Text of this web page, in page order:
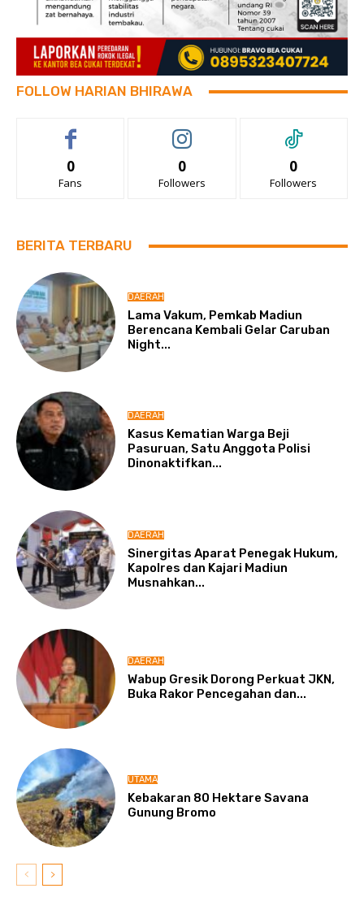
FOLLOW HARIAN BHIRAWA
0
Fans
0
Followers
0
Followers
BERITA TERBARU
DAERAH
Lama Vakum, Pemkab Madiun
Berencana Kembali Gelar Caruban
Night...
DAERAH
Kasus Kematian Warga Beji
Pasuruan, Satu Anggota Polisi
Dinonaktifkan...
DAERAH
Sinergitas Aparat Penegak Hukum,
Kapolres dan Kajari Madiun
Musnahkan...
DAERAH
Wabup Gresik Dorong Perkuat JKN,
Buka Rakor Pencegahan dan...
UTAMA
Kebakaran 80 Hektare Savana
Gunung Bromo